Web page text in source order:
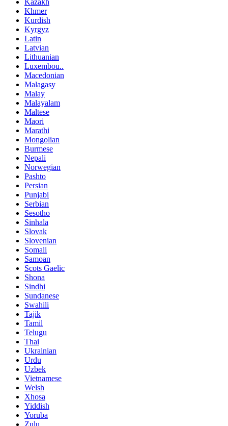
Khmer
Kurdish
Kyrgyz
Latin
Latvian
Lithuanian
Luxembou..
Macedonian
Malagasy
Malay
Malayalam
Maltese
Maori
Marathi
Mongolian
Burmese
Nepali
Norwegian
Pashto
Persian
Punjabi
Serbian
Sesotho
Sinhala
Slovak
Slovenian
Somali
Samoan
Scots Gaelic
Shona
Sindhi
Sundanese
Swahili
Tajik
Tamil
Telugu
Thai
Ukrainian
Urdu
Uzbek
Vietnamese
Welsh
Xhosa
Yiddish
Yoruba
Zulu